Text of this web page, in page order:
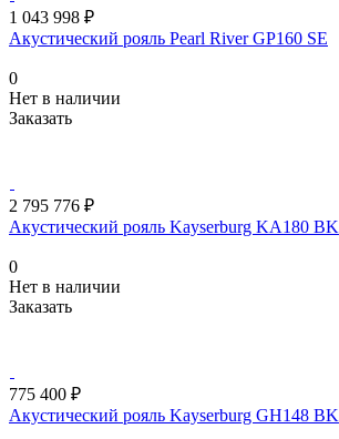
1 043 998 ₽
Акустический рояль Pearl River GP160 SE
0
Нет в наличии
Заказать
2 795 776 ₽
Акустический рояль Kayserburg KA180 BK
0
Нет в наличии
Заказать
775 400 ₽
Акустический рояль Kayserburg GH148 BK